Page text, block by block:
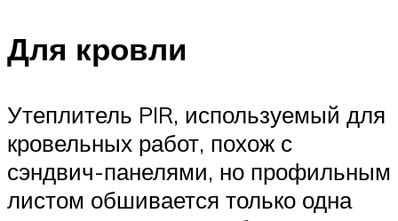
Для кровли
Утеплитель PIR, используемый для
кровельных работ, похож с
сэндвич-панелями, но профильным
листом обшивается только одна